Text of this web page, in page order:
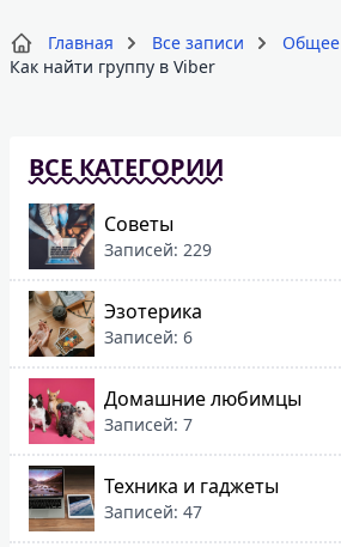
Главная Все записи
Общее
Как найти группу в Viber
ВСЕ КАТЕГОРИИ
Советы
Записей: 229
Эзотерика
Записей: 6
Домашние любимцы
Записей: 7
Техника и гаджеты
Записей: 47